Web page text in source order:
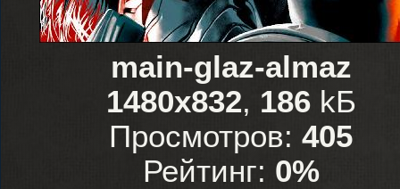
main-glaz-almaz
1480x832, 186kБ
Просмотров: 405
Рейтинг: 0%